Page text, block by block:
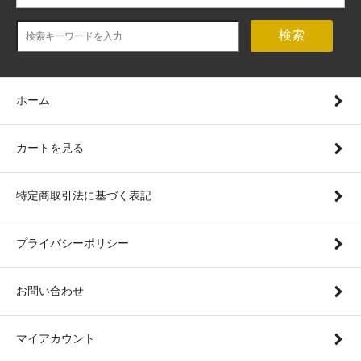
検索
ホーム
カートを見る
特定商取引法に基づく表記
プライバシーポリシー
お問い合わせ
マイアカウント